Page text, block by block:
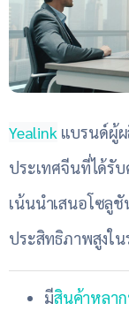
Yealink แบรนด์ผู้
ประเทศจีนที่ได้รับ
เน้นนำเสนอโซลูชั
ประสิทธิภาพสูงใ
มีสินค้าหลา